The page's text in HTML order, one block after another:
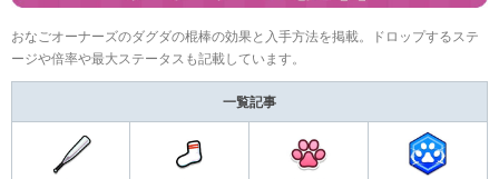
おなごオーナーズのダグダの棍棒の効果と入手方法を掲載。ドロップするステ
ージや倍率や最大ステータスも記載しています。
一覧記事